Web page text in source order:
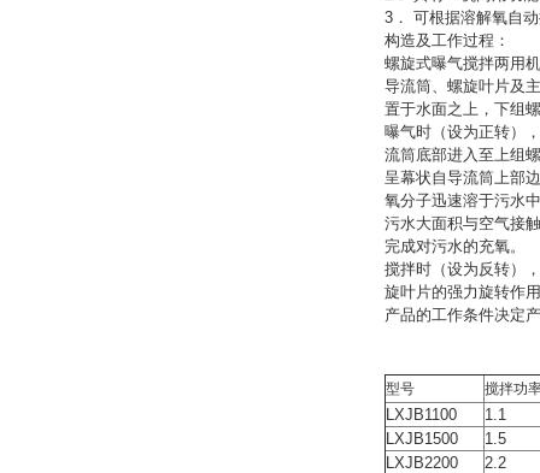
3． 可根据溶解氧自
构造及工作过程：
螺旋式曝气搅拌两用
导流筒、螺旋叶片及
置于水面之上，下组
曝气时（设为正转）
流筒底部进入至上组
呈幕状自导流筒上部
氧分子迅速溶于污水
污水大面积与空气接
完成对污水的充氧。
搅拌时（设为反转）
旋叶片的强力旋转作
产品的工作条件决定
型号 搅拌功
LXJB1100
1.1
LXJB1500
1.5
LXJB2200
2.2